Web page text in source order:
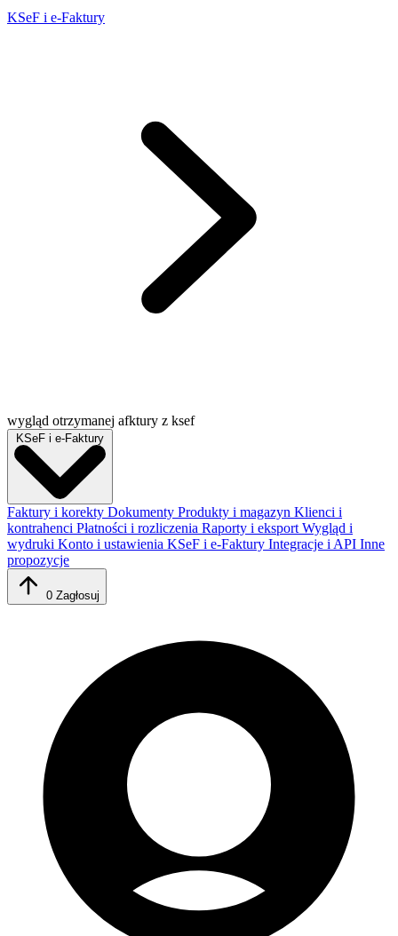
KSeF i e-Faktury
wygląd otrzymanej afktury z ksef
KSeF i e-Faktury
Faktury i korekty Dokumenty Produkty i magazyn Klienci i
kontrahenci Płatności i rozliczenia Raporty i eksport Wygląd i
wydruki Konto i ustawienia KSeF i e-Faktury Integracje i API Inne
propozycje
0 Zagłosuj